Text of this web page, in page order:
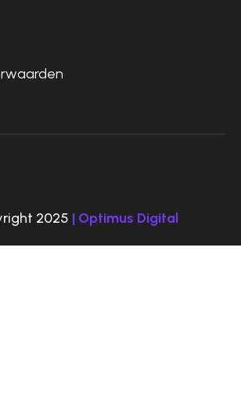
2025 | Optimus Digital